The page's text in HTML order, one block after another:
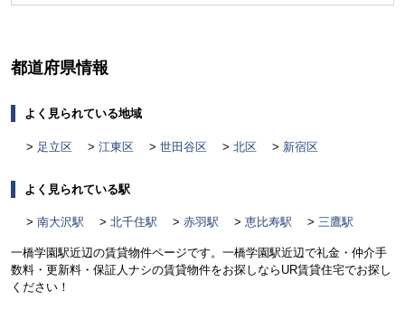
く
都道府県情報
よく見られている地域
足立区 江東区 世田谷区 北区 新宿区
よく見られている駅
南大沢駅 北千住駅 赤羽駅 恵比寿駅 三鷹駅
一橋学園駅近辺の賃貸物件ページです。一橋学園駅近辺で礼金・仲介手
数料・更新料・保証人ナシの賃貸物件をお探しならUR賃貸住宅でお探し
ください！